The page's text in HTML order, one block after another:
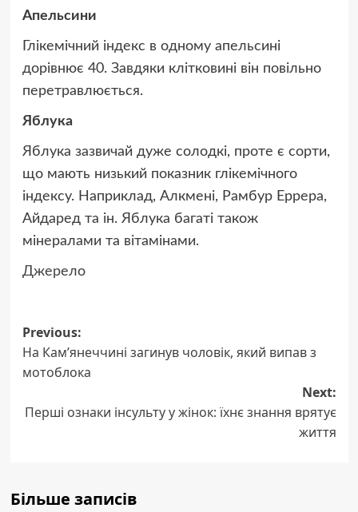
Апельсини
Глікемічний індекс в одному апельсині
дорівнює 40. Завдяки клітковині він повільно
перетравлюється.
Яблука
Яблука зазвичай дуже солодкі, проте є сорти,
що мають низький показник глікемічного
індексу. Наприклад, Алкмені, Рамбур Еррера,
Айдаред та ін. Яблука багаті також
мінералами та вітамінами.
Джерело
Post
navigation
Previous:
На Кам’янеччині загинув чоловік, який випав з
мотоблока
Next:
Перші ознаки інсульту у жінок: їхнє знання врятує
життя
Більше записів